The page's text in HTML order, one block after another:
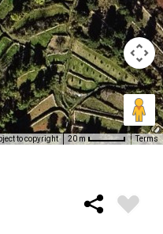
to copyright 20 m Terms